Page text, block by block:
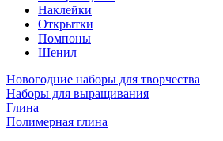
Наклейки
Открытки
Помпоны
Шенил
Новогодние наборы для творчества
Наборы для выращивания
Глина
Полимерная глина